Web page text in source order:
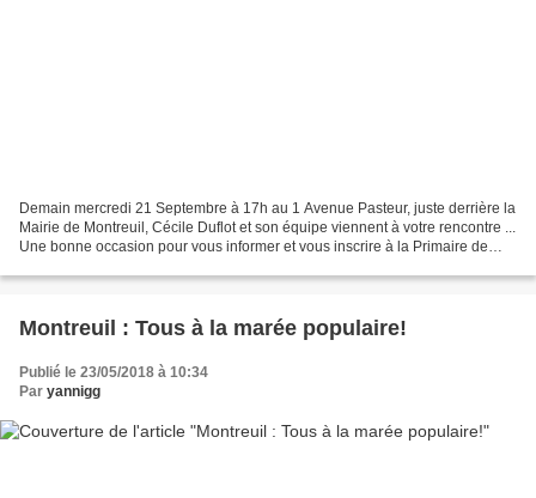
Demain mercredi 21 Septembre à 17h au 1 Avenue Pasteur, juste derrière la
Mairie de Montreuil, Cécile Duflot et son équipe viennent à votre rencontre ...
Une bonne occasion pour vous informer et vous inscrire à la Primaire de
Montreuil : Tous à la marée populaire!
Publié le 23/05/2018 à 10:34
Par yannigg